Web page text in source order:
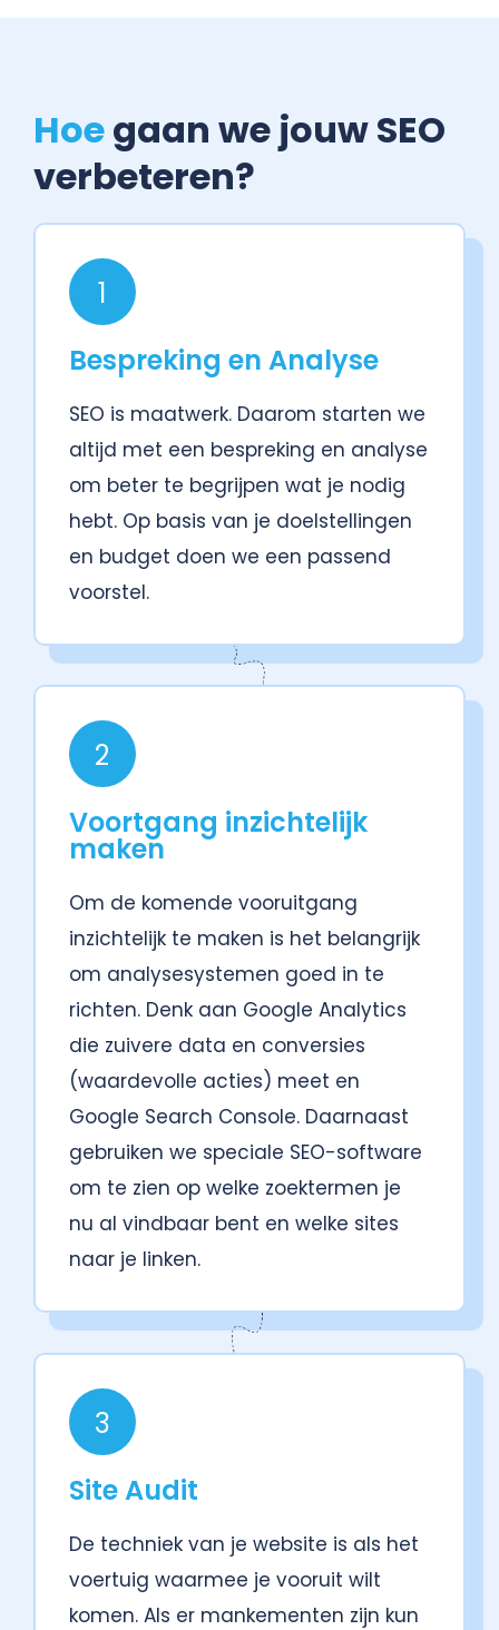
Hoegaan we jouw SEO
verbeteren?
1
Bespreking en Analyse
SEO is maatwerk. Daarom starten we
altijd met een bespreking en analyse
om beter te begrijpen wat je nodig
hebt.Op basis van je doelstellingen
en budget doen we een passend
voorstel.
2
Voortgang inzichtelijk
maken
Om de komende vooruitgang
inzichtelijk te maken is het belangrijk
om analysesystemen goed in te
richten. Denk aan Google Analytics
die zuivere data en conversies
(waardevolle acties) meet en
Google Search Console. Daarnaast
gebruiken we speciale SEO-software
om te zien op welke zoektermen je
nu al vindbaar bent en welke sites
naar je linken.
3
Site Audit
De techniek van je website is als het
voertuig waarmee je vooruit wilt
komen. Als er mankementen zijn kun